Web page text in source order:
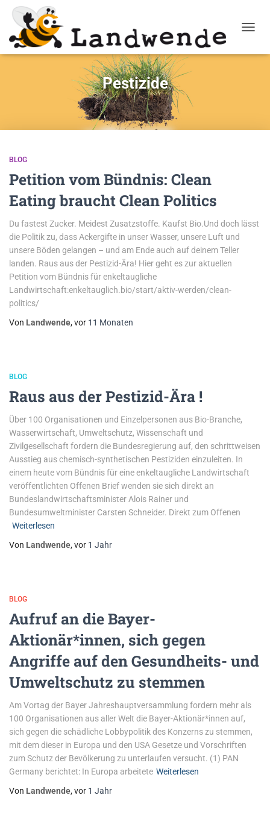
Pestizide
BLOG
Petition vom Bündnis: Clean
Eating braucht Clean Politics
Du fastest Zucker. Meidest Zusatzstoffe. Kaufst Bio.Und doch lässt
die Politik zu, dass Ackergifte in unser Wasser, unsere Luft und
unsere Böden gelangen – und am Ende auch auf deinem Teller
landen. Raus aus der Pestizid-Ära! Hier geht es zur aktuellen
Petition vom Bündnis für enkeltaugliche
Landwirtschaft:enkeltauglich.bio/start/aktiv-werden/clean-
politics/
Von Landwende, vor 11 Monaten
BLOG
Raus aus der Pestizid-Ära !
Über 100 Organisationen und Einzelpersonen aus Bio-Branche,
Wasserwirtschaft, Umweltschutz, Wissenschaft und
Zivilgesellschaft fordern die Bundesregierung auf, den schrittweisen
Ausstieg aus chemisch-synthetischen Pestiziden einzuleiten. In
einem heute vom Bündnis für eine enkeltaugliche Landwirtschaft
veröffentlichten Offenen Brief wenden sie sich direkt an
Bundeslandwirtschaftsminister Alois Rainer und
Bundesumweltminister Carsten Schneider. Direkt zum Offenen
Weiterlesen
Von Landwende, vor 1 Jahr
BLOG
Aufruf an die Bayer-
Aktionär*innen, sich gegen
Angriffe auf den Gesundheits- und
Umweltschutz zu stemmen
Am Vortag der Bayer Jahreshauptversammlung fordern mehr als
100 Organisationen aus aller Welt die Bayer-Aktionär*innen auf,
sich gegen die schädliche Lobbypolitik des Konzerns zu stemmen,
mit dem dieser in Europa und den USA Gesetze und Vorschriften
zum Schutz der Bevölkerung zu unterlaufen versucht. (1) PAN
Germany berichtet: In Europa arbeitete Weiterlesen
Von Landwende, vor 1 Jahr